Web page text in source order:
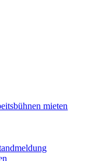
mieten